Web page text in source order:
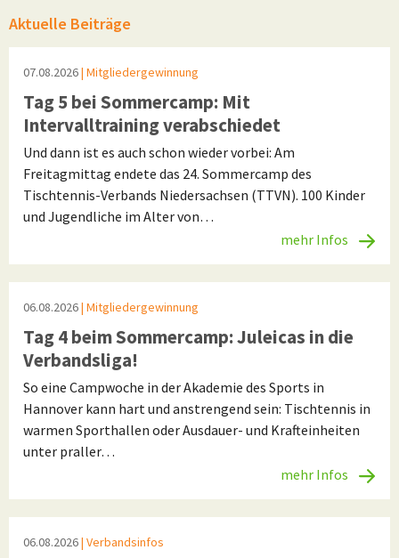
Aktuelle Beiträge
07.08.2026| Mitgliedergewinnung
Tag 5 bei Sommercamp: Mit
Intervalltraining verabschiedet
Und dann ist es auch schon wieder vorbei: Am
Freitagmittag endete das 24. Sommercamp des
Tischtennis-Verbands Niedersachsen (TTVN). 100 Kinder
und Jugendliche im Alter von…
mehr Infos
06.08.2026| Mitgliedergewinnung
Tag 4 beim Sommercamp: Juleicas in die
Verbandsliga!
So eine Campwoche in der Akademie des Sports in
Hannover kann hart und anstrengend sein: Tischtennis in
warmen Sporthallen oder Ausdauer- und Krafteinheiten
unter praller…
mehr Infos
06.08.2026| Verbandsinfos